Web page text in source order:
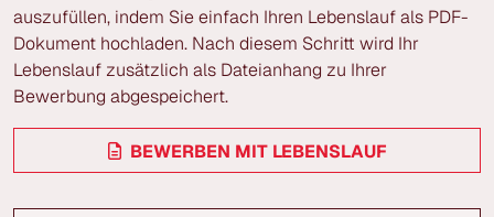
auszufüllen, indem Sie einfach Ihren Lebenslauf als PDF-
Dokument hochladen. Nach diesem Schritt wird Ihr
Lebenslauf zusätzlich als Dateianhang zu Ihrer
Bewerbung abgespeichert.
BEWERBEN MIT LEBENSLAUF